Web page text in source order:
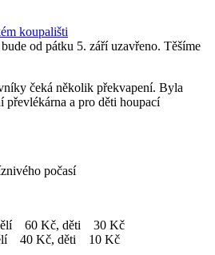
od pátku 5. září uzavřeno. Těšíme
čeká několik překvapení. Byla
a pro děti houpací
počasí
Kč, děti 30 Kč
40 Kč, děti 10 Kč